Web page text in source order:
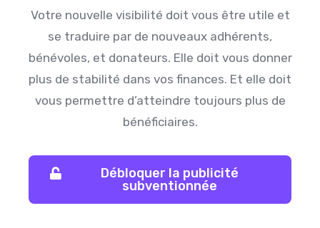
Votre nouvelle visibilité doit vous être utile et
se traduire par de nouveaux adhérents,
bénévoles, et donateurs. Elle doit vous donner
plus de stabilité dans vos finances. Et elle doit
vous permettre d’atteindre toujours plus de
bénéficiaires.
Débloquer la publicité
subventionnée